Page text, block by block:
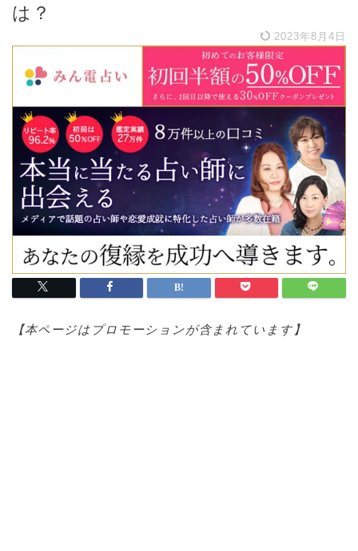
は？
2023年8月4日
【本ページはプロモーションが含まれています】